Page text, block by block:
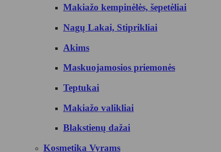
Makiažo kempinėlės, šepetėliai
Nagų Lakai, Stiprikliai
Akims
Maskuojamosios priemonės
Teptukai
Makiažo valikliai
Blakstienų dažai
Kosmetika Vyrams